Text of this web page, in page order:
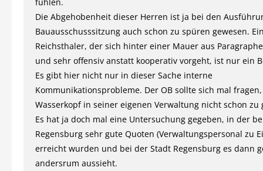
Die Abgehobenheit dieser Herren ist ja bei den
Bauausschusssitzung auch schon zu spüren gewesen.
Reichsthaler, der sich hinter einer Mauer aus
und sehr offensiv anstatt kooperativ vorgeht, ist nur ein
Es gibt hier nicht nur in dieser Sache interne
Kommunikationsprobleme. Der OB sollte sich mal
Wasserkopf in seiner eigenen Verwaltung nicht schon zu
Es hat ja doch mal eine Untersuchung gegeben, in der
Regensburg sehr gute Quoten (Verwaltungspersonal zu
erreicht wurden und bei der Stadt Regensburg es dann
andersrum aussieht.